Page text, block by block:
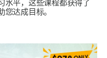
水平，这些课程都获得了
达成目标。